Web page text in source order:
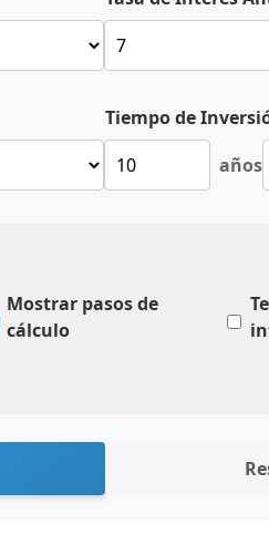
Tiempo de
años
Mostrar pasos de
cálculo